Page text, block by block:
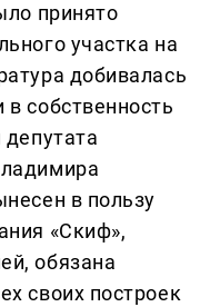
принято
участка на
добивалась
собственность
в пользу
«Скиф»,
обязана
своих построек